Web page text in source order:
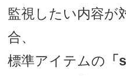
監視したい内容が
合、
標準アイテムの